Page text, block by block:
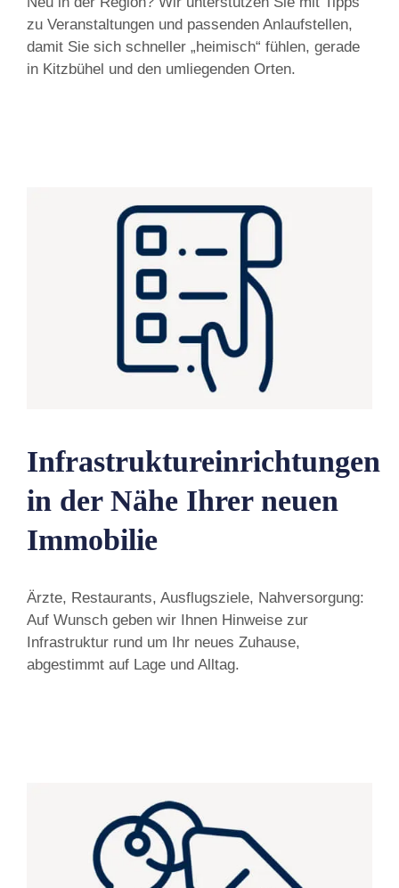
zu Veranstaltungen und passenden Anlaufstellen,
damit Sie sich schneller „heimisch“ fühlen, gerade
in Kitzbühel und den umliegenden Orten.
Infrastruktureinrichtungen
in der Nähe Ihrer neuen
Immobilie
Ärzte, Restaurants, Ausflugsziele, Nahversorgung:
Auf Wunsch geben wir Ihnen Hinweise zur
Infrastruktur rund um Ihr neues Zuhause,
abgestimmt auf Lage und Alltag.